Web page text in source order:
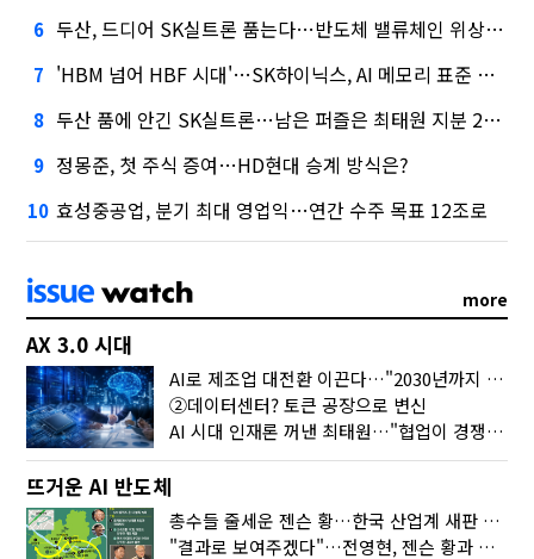
6 두산, 드디어 SK실트론 품는다…반도체 밸류체인 위상 강화
7 'HBM 넘어 HBF 시대'…SK하이닉스, AI 메모리 표준 선점 나섰다
8 두산 품에 안긴 SK실트론…남은 퍼즐은 최태원 지분 29.4%
9 정몽준, 첫 주식 증여…HD현대 승계 방식은?
10 효성중공업, 분기 최대 영업익…연간 수주 목표 12조로
more
AX 3.0 시대
AI로 제조업 대전환 이끈다…"2030년까지 민관합동 20조 투자"
②데이터센터? 토큰 공장으로 변신
AI 시대 인재론 꺼낸 최태원…"협업이 경쟁력"
뜨거운 AI 반도체
총수들 줄세운 젠슨 황…한국 산업계 새판 짰다
"결과로 보여주겠다"…전영현, 젠슨 황과 HBM5 논의